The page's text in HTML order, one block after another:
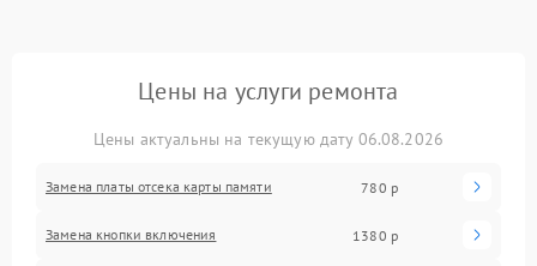
Цены на услуги ремонта
Цены актуальны на текущую дату 06.08.2026
Замена платы отсека карты памяти 780 р
Замена кнопки включения 1380 р